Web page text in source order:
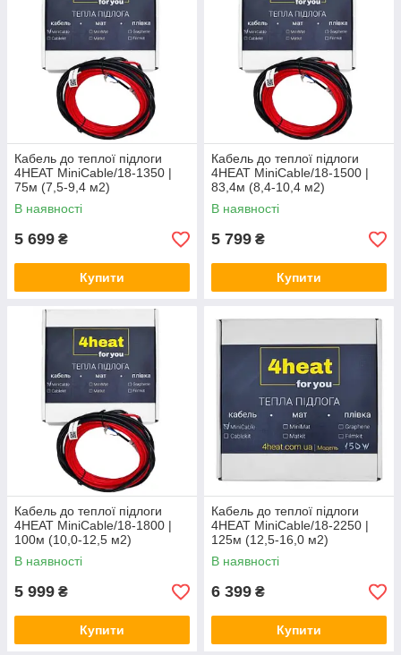
Кабель до теплої підлоги
4HEAT MiniCable/18-1350 |
75м (7,5-9,4 м2)
В наявності
5 699 ₴
Купити
Кабель до теплої підлоги
4HEAT MiniCable/18-1500 |
83,4м (8,4-10,4 м2)
В наявності
5 799 ₴
Купити
Кабель до теплої підлоги
4HEAT MiniCable/18-1800 |
100м (10,0-12,5 м2)
В наявності
5 999 ₴
Купити
Кабель до теплої підлоги
4HEAT MiniCable/18-2250 |
125м (12,5-16,0 м2)
В наявності
6 399 ₴
Купити